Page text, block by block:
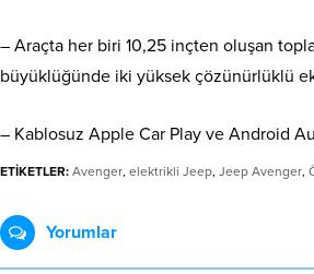
– Araçta her biri 10,25 inçten oluşan
büyüklüğünde iki yüksek çözünürlüklü
– Kablosuz Apple Car Play ve Android
ETİKETLER: Avenger, elektrikli Jeep, Jeep Avenger,
Yorumlar